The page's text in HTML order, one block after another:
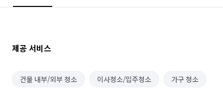
제공 서비스
건물 내부/외부 청소 이사청소/입주청소 가구 청소